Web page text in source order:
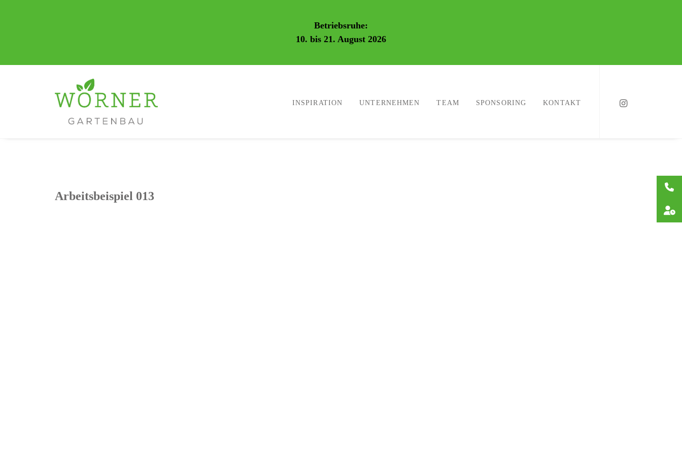
Betriebsruhe:
10. bis 21. August 2026
INSPIRATION UNTERNEHMEN TEAM SPONSORING KONTAKT
Arbeitsbeispiel 013